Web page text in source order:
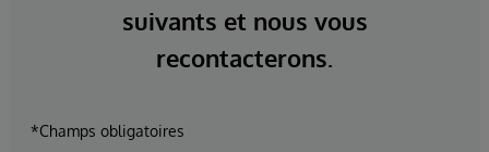
suivants et nous vous
recontacterons.
*Champs obligatoires